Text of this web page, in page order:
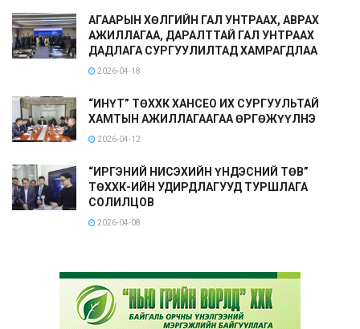
АГААРЫН ХӨЛГИЙН ГАЛ УНТРААХ, АВРАХ
АЖИЛЛАГАА, ДАРАЛТТАЙ ГАЛ УНТРААХ
ДАДЛАГА СУРГУУЛИЛТАД ХАМРАГДЛАА
2026-04-18
“ИНҮТ” ТӨХХК ХАНСЕО ИХ СУРГУУЛЬТАЙ
ХАМТЫН АЖИЛЛАГААГАА ӨРГӨЖҮҮЛНЭ
2026-04-12
“ИРГЭНИЙ НИСЭХИЙН ҮНДЭСНИЙ ТӨВ”
ТӨХХК-ИЙН УДИРДЛАГУУД ТУРШЛАГА
СОЛИЛЦОВ
2026-04-08